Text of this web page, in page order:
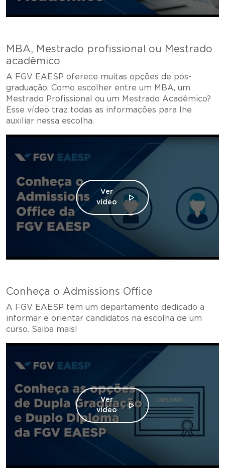
MBA, Mestrado profissional ou Mestrado
acadêmico
A FGV EAESP oferece muitas opções de pós-
graduação. Como escolher entre um MBA, um
Mestrado Profissional ou um Mestrado Acadêmico?
Esse vídeo traz todas as informações para lhe
auxiliar nessa escolha.
Ver
vídeo
Conheça o Admissions Office
A FGV EAESP tem um departamento dedicado a
informar e orientar candidatos na escolha de um
curso. Saiba mais!
Ver
vídeo